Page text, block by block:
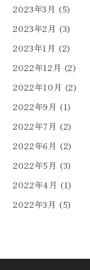
2023年3月 (5)
2023年2月 (3)
2023年1月 (2)
2022年12月 (2)
2022年10月 (2)
2022年9月 (1)
2022年7月 (2)
2022年6月 (2)
2022年5月 (3)
2022年4月 (1)
2022年3月 (5)